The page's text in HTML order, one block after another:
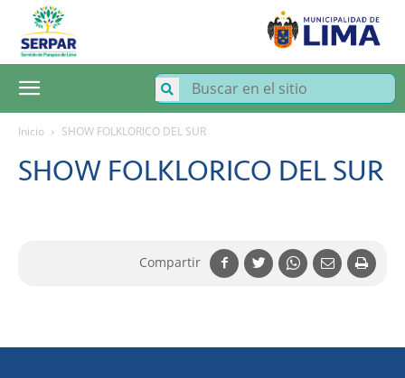
SERPAR
Servicio
de
Parques
Inicio SHOW FOLKLORICO DEL SUR
SHOW FOLKLORICO DEL SUR
Compartir